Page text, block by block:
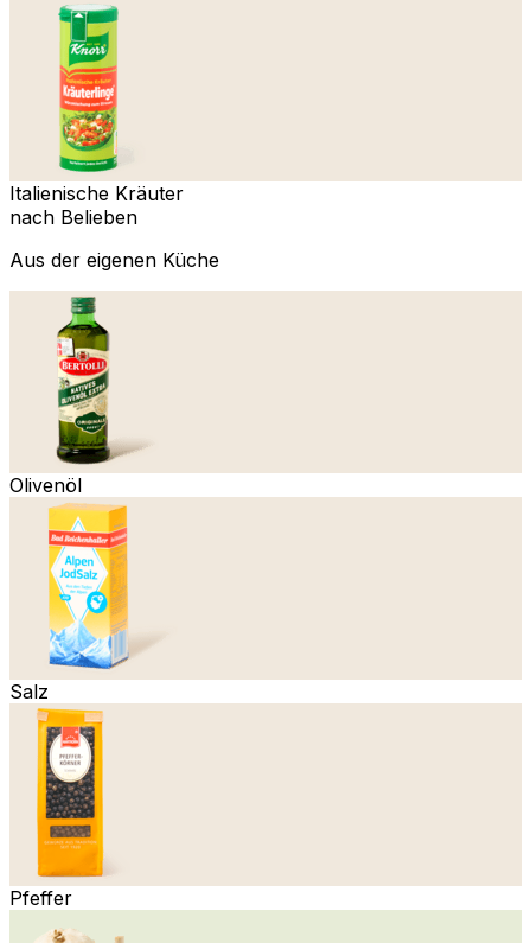
Italienische Kräuter
nach Belieben
Aus der eigenen Küche
Olivenöl
Salz
Pfeffer